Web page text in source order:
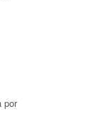
por